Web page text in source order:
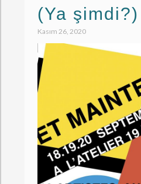
(Ya
Kasım 26, 2020